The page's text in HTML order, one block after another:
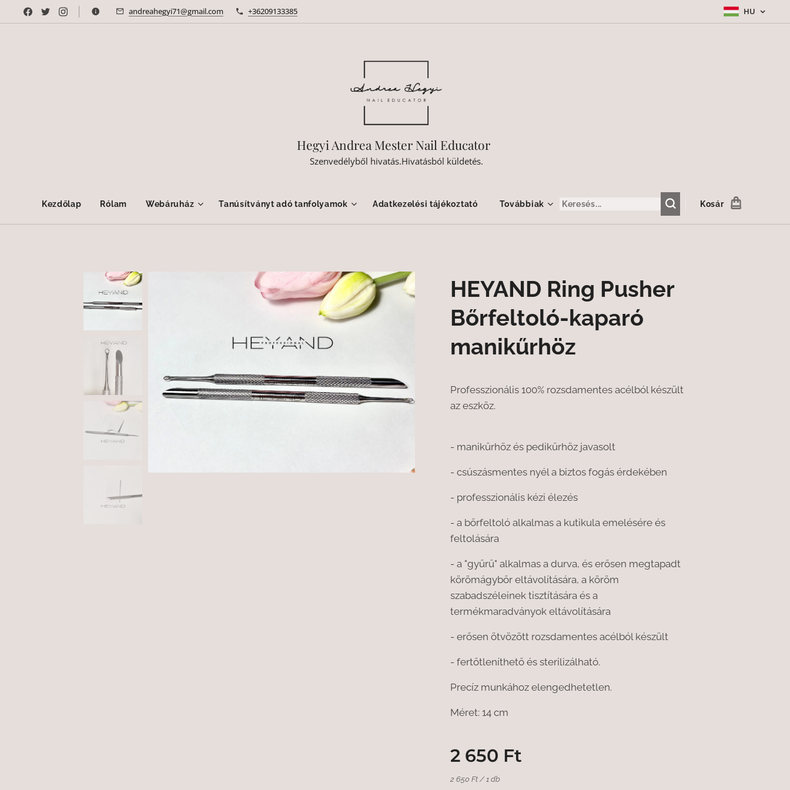
andreahegyi71@gmail.com +36209133385 HU
Hegyi Andrea Mester Nail Educator
Szenvedélyből hivatás.Hivatásból küldetés.
Kezdőlap Rólam Webáruház Tanúsítványt adó tanfolyamok Adatkezelési tájékoztató Továbbiak Kosár
HEYAND Ring Pusher
Bőrfeltoló-kaparó
manikűrhöz
Professzionális 100% rozsdamentes acélból készült
az eszköz.
- manikűrhöz és pedikűrhöz javasolt
- csúszásmentes nyél a biztos fogás érdekében
- professzionális kézi élezés
- a bőrfeltoló alkalmas a kutikula emelésére és
feltolására
- a "gyűrű" alkalmas a durva, és erősen megtapadt
körömágybőr eltávolítására, a köröm
szabadszéleinek tisztítására és a
termékmaradványok eltávolítására
- erősen ötvözött rozsdamentes acélból készült
- fertőtleníthető és sterilizálható.
Precíz munkához elengedhetetlen.
Méret: 14 cm
2 650 Ft
2 650 Ft / 1 db